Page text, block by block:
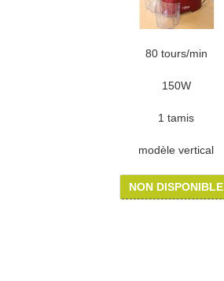
80 tours/min
150W
1 tamis
modèle vertical
NON DISPONIBLE